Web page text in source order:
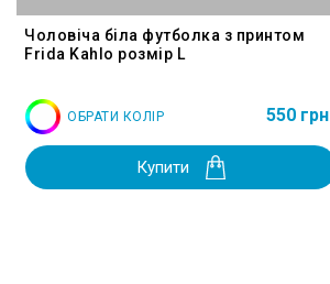
Чоловіча біла футболка з принтом
Frida Kahlo розмір L
ОБРАТИ КОЛІР 550 грн
Купити